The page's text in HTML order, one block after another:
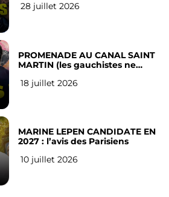
Français
28 juillet 2026
PROMENADE AU CANAL SAINT
MARTIN (les gauchistes ne
18 juillet 2026
MARINE LEPEN CANDIDATE EN
2027 : l’avis des Parisiens
10 juillet 2026